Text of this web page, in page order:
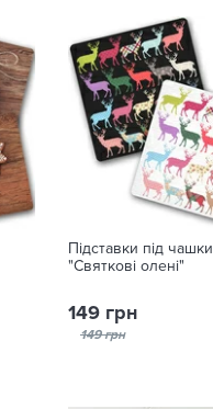
Підставки під чашки
"Святкові олені"
149 грн
149 грн